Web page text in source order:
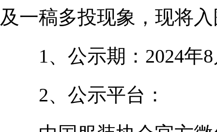
及一稿多投现象，现将
1、公示期：2024年8
2、公示平台：